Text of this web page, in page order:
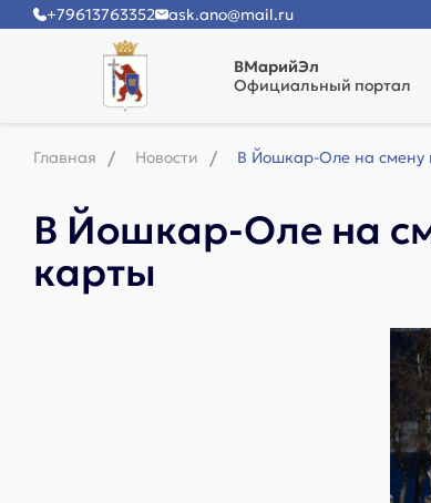
+79613763352 ask.ano@mail.ru
ВМарийЭл
Официальный портал
Главная Новости В Йошкар-Оле на смену
В Йошкар-Оле на
карты